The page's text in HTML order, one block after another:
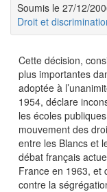
Soumis le 27/12/
Droit et
Cette décision,
plus importantes
adoptée à
1954, déclare
les écoles
mouvement des
entre les Blancs et
débat français
France en 1963, et
contre la